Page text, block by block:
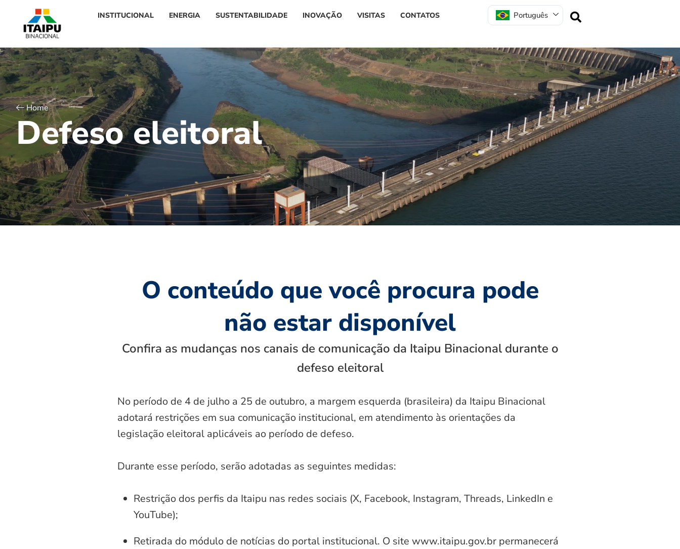
INSTITUCIONAL ENERGIA SUSTENTABILIDADE INOVAÇÃO VISITAS CONTATOS Português
Home
Defeso eleitoral
O conteúdo que você procura pode
não estar disponível
Confira as mudanças nos canais de comunicação da Itaipu Binacional durante o
defeso eleitoral
No período de 4 de julho a 25 de outubro, a margem esquerda (brasileira) da Itaipu Binacional
adotará restrições em sua comunicação institucional, em atendimento às orientações da
legislação eleitoral aplicáveis ao período de defeso.
Durante esse período, serão adotadas as seguintes medidas:
Restrição dos perfis da Itaipu nas redes sociais (X, Facebook, Instagram, Threads, LinkedIn e
YouTube);
Retirada do módulo de notícias do portal institucional. O site www.itaipu.gov.br permanecerá